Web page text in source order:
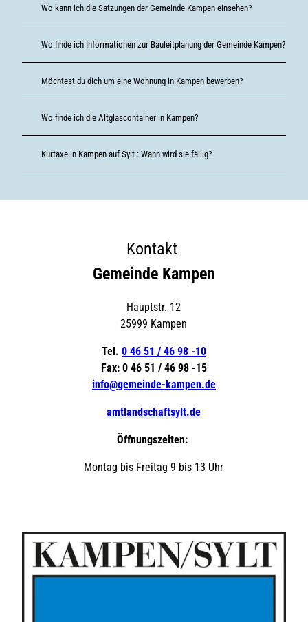
Wo kann ich die Satzungen der Gemeinde Kampen einsehen?
Wo finde ich Informationen zur Bauleitplanung der Gemeinde Kampen?
Möchtest du dich um eine Wohnung in Kampen bewerben?
Wo finde ich die Altglascontainer in Kampen?
Kurtaxe in Kampen auf Sylt : Wann wird sie fällig?
Kontakt
Gemeinde Kampen
Hauptstr. 12
25999 Kampen
Tel. 0 46 51 / 46 98 -10
Fax: 0 46 51 / 46 98 -15
info@gemeinde-kampen.de
amtlandschaftsylt.de
Öffnungszeiten:
Montag bis Freitag 9 bis 13 Uhr